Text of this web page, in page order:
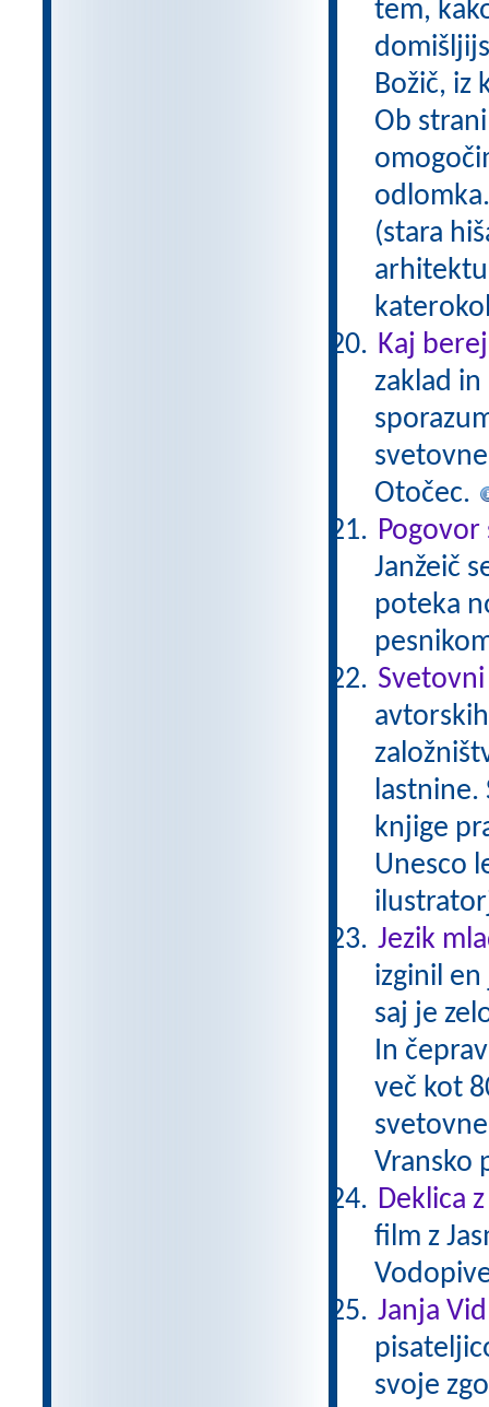
tem,
Božič, iz
Ob
(stara
Kaj
zaklad
Otočec.
Pogovor
Janžeič
poteka
lastnine.
knjige
Unesco
Jezik
izginil
saj je
In
več kot
Vransko
Deklica
film z
Janja
svoje